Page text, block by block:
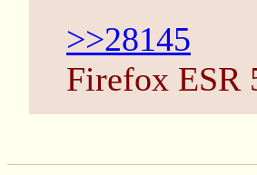
>>28145
Firefox ESR